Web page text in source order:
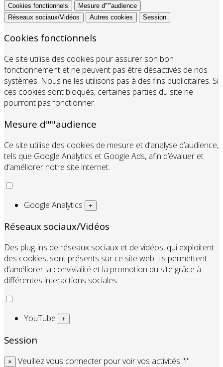
Cookies fonctionnels
Mesure d"'"audience
Réseaux sociaux/Vidéos
Autres cookies Session
Cookies fonctionnels
Ce site utilise des cookies pour assurer son bon
fonctionnement et ne peuvent pas être désactivés de nos
systèmes. Nous ne les utilisons pas à des fins publicitaires. Si
ces cookies sont bloqués, certaines parties du site ne
pourront pas fonctionner.
Mesure d"'"audience
Ce site utilise des cookies de mesure et d’analyse d’audience,
tels que Google Analytics et Google Ads, afin d’évaluer et
d’améliorer notre site internet.
Google Analytics +
Réseaux sociaux/Vidéos
Des plug-ins de réseaux sociaux et de vidéos, qui exploitent
des cookies, sont présents sur ce site web. Ils permettent
d’améliorer la convivialité et la promotion du site grâce à
différentes interactions sociales.
YouTube +
Session
× Veuillez vous connecter pour voir vos activités "!"